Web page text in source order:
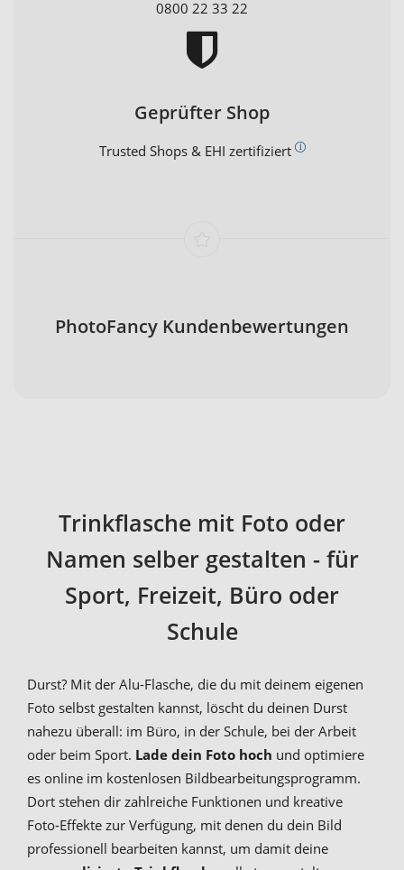
0800 22 33 22
Geprüfter Shop
Trusted Shops & EHI zertifiziert
PhotoFancy Kundenbewertungen
Trinkflasche mit Foto oder
Namen selber gestalten - für
Sport, Freizeit, Büro oder
Schule
Durst? Mit der Alu-Flasche, die du mit deinem eigenen
Foto selbst gestalten kannst, löscht du deinen Durst
nahezu überall: im Büro, in der Schule, bei der Arbeit
oder beim Sport. Lade dein Foto hoch und optimiere
es online im kostenlosen Bildbearbeitungsprogramm.
Dort stehen dir zahlreiche Funktionen und kreative
Foto-Effekte zur Verfügung, mit denen du dein Bild
professionell bearbeiten kannst, um damit deine